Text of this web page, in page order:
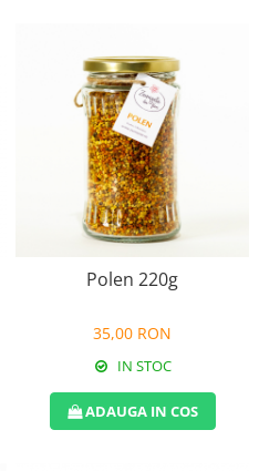
Polen 220g
35,00 RON
IN STOC
ADAUGA IN COS